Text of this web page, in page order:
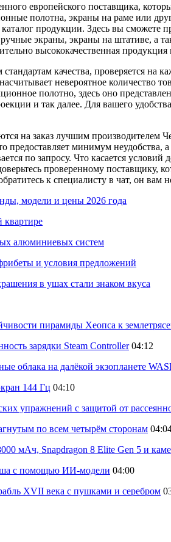
европейского поставщика,
полотна, экраны на раме или
продукции. Здесь вы сможете
экраны, экраны на штативе, а
высококачественная
качества, проверяется на
невероятное количество
полотно, здесь оно
и так далее. Для вашего
на заказ лучшим
минимум неудобства,
по запросу. Что касается
проверенному поставщику,
к специалисту в чат, он
модели и цены 2026 года
квартире
алюминиевых систем
и условия предложений
в ушах стали знаком вкуса
пирамиды Хеопса к
зарядки Steam Controller 04:12
облака на далёкой экзопланете
144 Гц 04:10
упражнений с защитой от
по всем четырём сторонам
мАч, Snapdragon 8 Elite Gen 5 и
с помощью ИИ-модели 04:00
XVII века с пушками и серебром